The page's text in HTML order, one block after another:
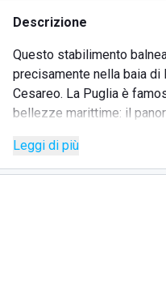
Descrizione
Questo stabilimento
precisamente nella baia
Cesareo. La Puglia è
bellezze marittime: il
Questa meta viene
Leggi di più